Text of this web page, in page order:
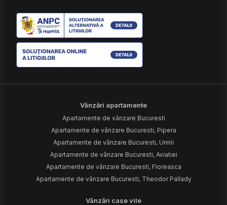
Vânzări apartamente
Apartamente de vânzare Bucuresti
Apartamente de vânzare Bucuresti, Pipera
Apartamente de vânzare Bucuresti, Unirii
Apartamente de vânzare Bucuresti, Aviatiei
Apartamente de vânzare Bucuresti, Floreasca
Apartamente de vânzare Bucuresti, Theodor Pallady
Vânzări case vile